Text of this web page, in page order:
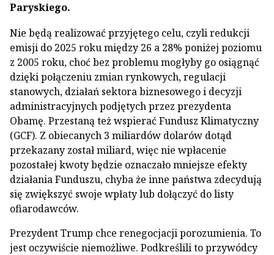
Paryskiego.
Nie będą realizować przyjętego celu, czyli redukcji
emisji do 2025 roku między 26 a 28% poniżej poziomu
z 2005 roku, choć bez problemu mogłyby go osiągnąć
dzięki połączeniu zmian rynkowych, regulacji
stanowych, działań sektora biznesowego i decyzji
administracyjnych podjętych przez prezydenta
Obamę. Przestaną też wspierać Fundusz Klimatyczny
(GCF). Z obiecanych 3 miliardów dolarów dotąd
przekazany został miliard, więc nie wpłacenie
pozostałej kwoty będzie oznaczało mniejsze efekty
działania Funduszu, chyba że inne państwa zdecydują
się zwiększyć swoje wpłaty lub dołączyć do listy
ofiarodawców.
Prezydent Trump chce renegocjacji porozumienia. To
jest oczywiście niemożliwe. Podkreślili to przywódcy